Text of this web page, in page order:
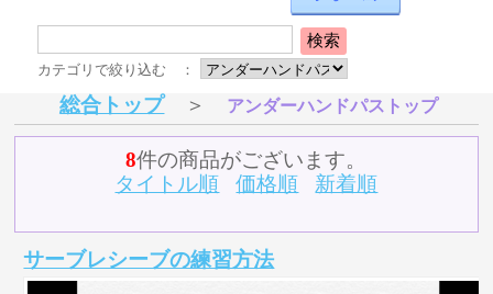
検索
カテゴリで絞り込む ：
総合トップ＞ アンダーハンドパストップ
8件の商品がございます。
タイトル順
価格順 新着順
サーブレシーブの練習方法